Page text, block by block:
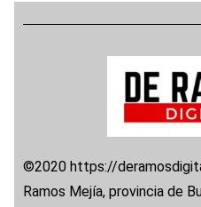
©2020 https://
Ramos Mejía, provincia de